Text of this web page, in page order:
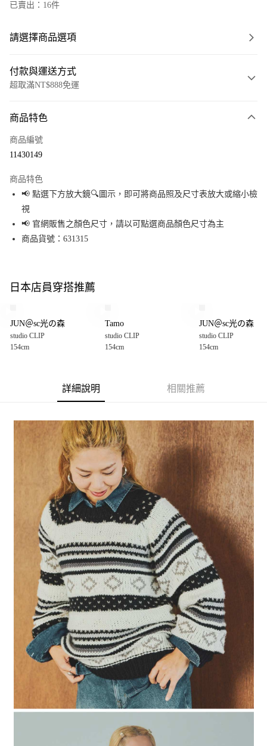
已賣出：16件
請選擇商品選項
付款與運送方式
超取滿NT$888免運
信用卡一次付款
Apple Pay
街口支付
悠遊付
全盈+PAY
【大哥付你分期使用說明】
1.本服務由台灣大哥大提供，台灣大哥大用戶可立即使用無須另外申請。
2.付款方式選擇「大哥付你分期」，訂單成立後會自動跳轉到大哥付的交易
3.實際核准額度、可分期數及費用金額請依後續交易確認頁面所載為準。
4.訂單成立30分鐘內，如未前往確認交易或遇審核未通過，訂單將自動取
消。如遇「轉專審核」未通過狀況，表示未達大哥付你分期系統評分，恕無
【繳款方式說明】
1.分期款項不併入電信帳單，「大哥付你分期」於每月結算日後寄送繳費提
2.透過簡訊連結打開帳單後，可選擇「超商條碼／台灣大直營門市／銀行轉
帳／街口支付／iPASS MONEY」等通路繳費。
【注意事項】
1.本服務係由「台灣大哥大股份有限公司」（以下簡稱本公司）所提供，讓
用戶於交易時，得透過本服務購買商品或服務，並由商店將買賣／分期付款
買賣價金債權讓與本公司後，依約使用本公司帳單繳交帳款。
2.基於同意付款使用「大哥付你分期」之契約關係目的，商店將以您的個人
資料（包含姓名、電話或地址）提供予台灣大哥大進項蒐集、處理及利用，
由本公司與您本人進行分期帳單所需資料之確認、核對及更正。
3.完整用戶服務條款，請詳閱以下連結：https://oppay.tw/userRule
AFTEE先享後付
３．安心：先確認商品／服務後，再付款。
【「AFTEE先享後付」結帳流程】
１．於結帳方式選擇「AFTEE先享後付」後，將跳轉至「AFTEE先享後付」
結帳頁面，進行簡訊認證並確認金額後，即可完成結帳。
２．訂單成立數日內，您將收到繳費通知簡訊。
３．收到繳費通知簡訊後14天內，點擊此簡訊中的連結，可透過四大超商／
ATM／網路銀行／等多元方式進行付款，方視為交易完成。
※ 請注意：結帳手續完成當下不需立刻繳費，但若您需要取消訂單，請聯絡
購買商品的店家。未經商家同意取消之訂單仍視為有效，需透過AFTEE先享
後付繳納相關費用。
※ 交易是否成功請以「AFTEE先享後付 」之結帳頁面顯示為準，若有關於
是否繳費成功／繳費後需取消欲退款等相關疑問，請聯繫「AFTEE先享後付
客戶支援中心」https://netprotections.freshdesk.com/support/home
【注意事項】
１．透過由恩沛科技股份有限公司提供之「AFTEE先享後付」服務完成之交
易，需依本服務之必要範圍內提供個人資料，並將交易相關給付款項請求債
權轉讓予恩沛科技股份有限公司。
２．關於個人資料處理事宜，請瀏覽以下網址：https://aftee.tw/terms/#terms3
３．未成年的使用者請事先徵得法定代理人或監護人之同意方可使用
「AFTEE先享後付」，若未經同意申辦者引起之損失，本公司不負相關責
任。
４．使用「AFTEE先享後付」時，將依據個別帳號之用戶狀況，依本公司即
時審查核予不同之上限額度；若仍有額度不足之情形，本公司將視審查結果
請求用戶進行身份認證。
５．嚴禁一人註冊多個帳號或使用他人資訊註冊。若發現惡意使用之情形，
恩沛科技股份有限公司將有權停止該用戶之使用額度並採取法律行動。
全家 取貨付款
每筆NT$80，滿NT$888(含以上)免運費
付款後 全家取貨
每筆NT$80，滿NT$888(含以上)免運費
7-11 取貨付款
每筆NT$80，滿NT$1,500(含以上)免運費
付款後 7-11取貨
每筆NT$80，滿NT$1,500(含以上)免運費
每筆NT$80，滿NT$1,500(含以上)免運費
商品特色
商品編號
11430149
商品特色
📢 點選下方放大鏡🔍圖示，即可將商品照及尺寸表放大或縮小檢
視
📢 官網販售之顏色尺寸，請以可點選商品顏色尺寸為主
商品貨號：631315
日本店員穿搭推薦
JUN＠sc光の森
studio CLIP
154cm
Tamo
studio CLIP
154cm
JUN＠sc光の森
studio CLIP
154cm
詳細說明 相關推薦